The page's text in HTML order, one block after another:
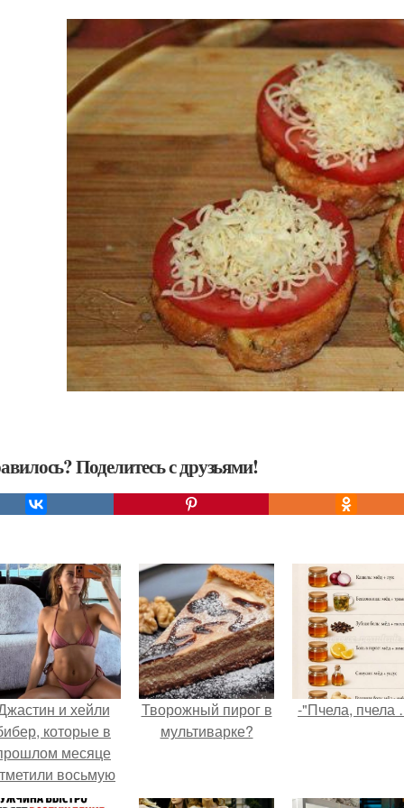
Поделитесь с друзьями!
и хейли
которые в
месяце
восьмую
годовщину
Творожный пирог в
мультиварке?
-"Пчела, пчела